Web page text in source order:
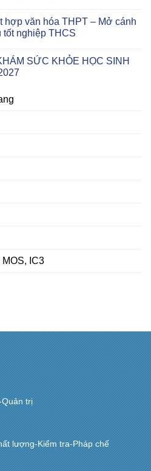
hợp văn hóa THPT – Mở cánh
nghiệp THCS
SỨC KHỎE HỌC SINH
IC3
trị
lượng-Kiểm tra-Pháp chế